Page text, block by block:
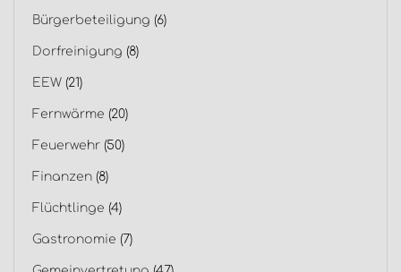
Bürgerbeteiligung (6)
Dorfreinigung (8)
EEW (21)
Fernwärme (20)
Feuerwehr (50)
Finanzen (8)
Flüchtlinge (4)
Gastronomie (7)